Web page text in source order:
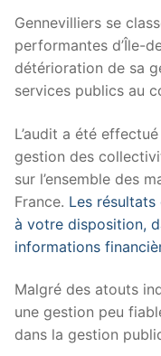
Gennevilliers se
performantes d’Île-
détérioration de sa
services publics au
L’audit a été
gestion des
sur l’ensemble des
France. Les résultats
à votre disposition,
informations
Malgré des atouts
une gestion peu
dans la gestion